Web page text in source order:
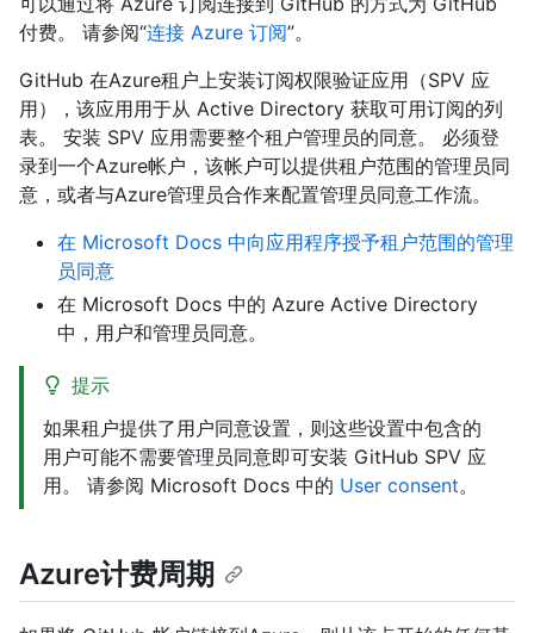
付费。 请参阅“连接 Azure 订阅”。
GitHub 在Azure租户上安装订阅权限验证应用（SPV 应
用），该应用用于从 Active Directory 获取可用订阅的列
表。 安装 SPV 应用需要整个租户管理员的同意。 必须登
录到一个Azure帐户，该帐户可以提供租户范围的管理员同
意，或者与Azure管理员合作来配置管理员同意工作流。
在 Microsoft Docs 中向应用程序授予租户范围的管理
员同意
在 Microsoft Docs 中的 Azure Active Directory
中，用户和管理员同意。
提示
如果租户提供了用户同意设置，则这些设置中包含的
用户可能不需要管理员同意即可安装 GitHub SPV 应
用。 请参阅 Microsoft Docs 中的 User consent。
Azure计费周期